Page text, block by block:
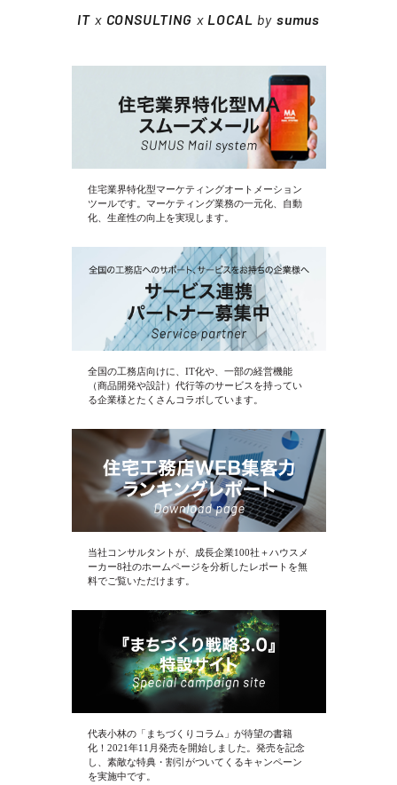
IT x CONSULTING x LOCAL by sumus
住宅業界特化型マーケティングオートメーション
ツールです。マーケティング業務の一元化、自動
化、生産性の向上を実現します。
全国の工務店向けに、IT化や、一部の経営機能
（商品開発や設計）代行等のサービスを持ってい
る企業様とたくさんコラボしています。
当社コンサルタントが、成長企業100社＋ハウスメ
ーカー8社のホームページを分析したレポートを無
料でご覧いただけます。
代表小林の「まちづくりコラム」が待望の書籍
化！2021年11月発売を開始しました。発売を記念
し、素敵な特典・割引がついてくるキャンペーン
を実施中です。